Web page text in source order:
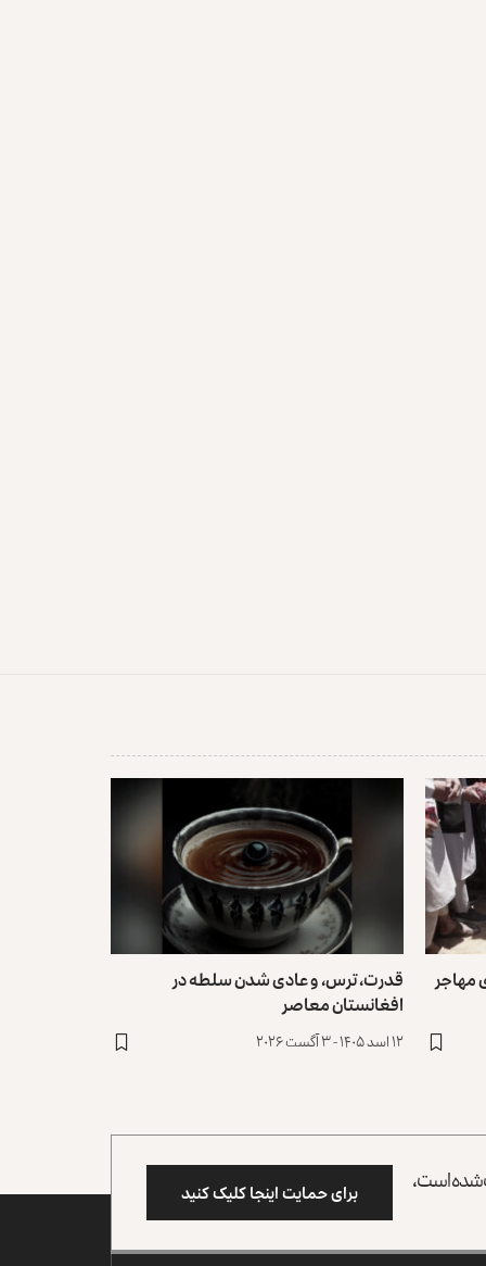
خانواده‌ی مهاجر قدرت، ترس، و عادی ‌شدن سلطه در
افغانستان معاصر
۱۲ اسد ۱۴۰۵ - ۳ آگست ۲۰۲۶
شده است، برای حمایت اینجا کلیک کنید